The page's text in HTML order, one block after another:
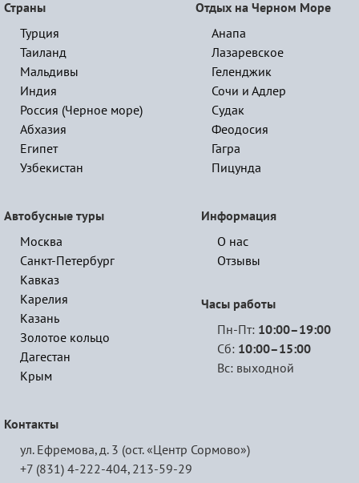
Страны
Турция
Таиланд
Мальдивы
Индия
Россия (Черное море)
Абхазия
Египет
Узбекистан
Отдых на Черном Море
Анапа
Лазаревское
Геленджик
Сочи и Адлер
Судак
Феодосия
Гагра
Пицунда
Автобусные туры
Москва
Санкт-Петербург
Кавказ
Карелия
Казань
Золотое кольцо
Дагестан
Крым
Информация
О нас
Отзывы
Часы работы
Пн-Пт: 10:00–19:00
Сб: 10:00–15:00
Вс: выходной
Контакты
ул. Ефремова, д. 3 (ост. «Центр Сормово»)
+7 (831) 4-222-404, 213-59-29